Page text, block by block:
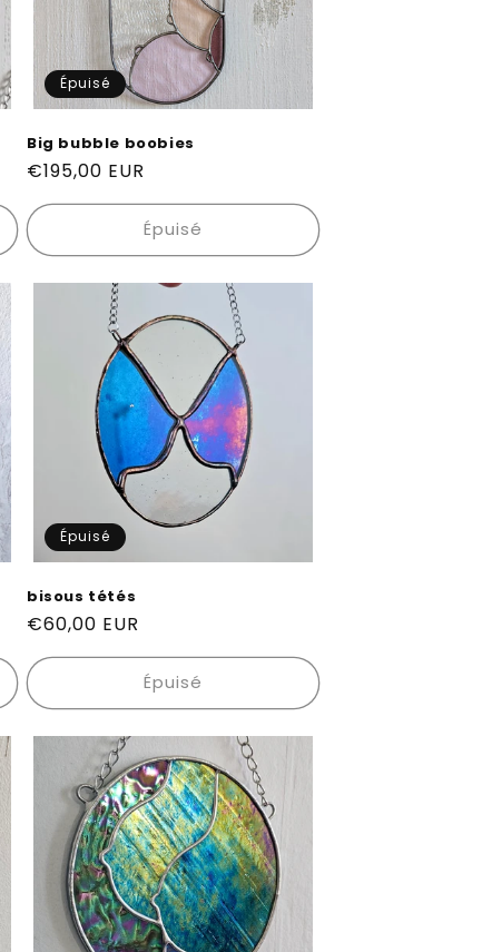
Épuisé
Big bubble boobies
Prix
habituel
€195,00 EUR
Épuisé
Épuisé
bisous tétés
Prix
habituel
€60,00 EUR
Épuisé